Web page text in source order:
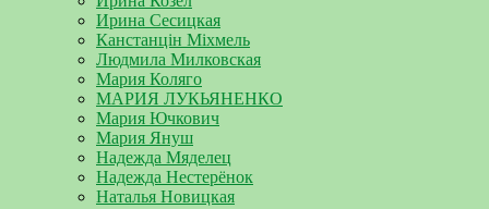
Ирина Сесицкая
Канстанцін Міхмель
Людмила Милковская
Мария Коляго
МАРИЯ ЛУКЬЯНЕНКО
Мария Ючкович
Мария Януш
Надежда Мяделец
Надежда Нестерёнок
Наталья Новицкая